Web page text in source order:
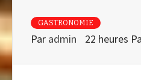
GASTRONOMIE
Par admin 22 heures